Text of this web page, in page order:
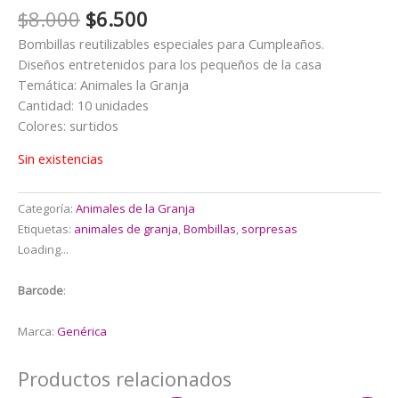
$8.000 El
precio
original
era:
$8.000.
$6.500
precio
actual
es:
$6.500.
Bombillas reutilizables especiales para Cumpleaños.
Diseños entretenidos para los pequeños de la casa
Temática: Animales la Granja
Cantidad: 10 unidades
Colores: surtidos
Sin existencias
Categoría: Animales de la Granja
Etiquetas: animales de granja,Bombillas, sorpresas
Loading...
Barcode:
Marca: Genérica
Productos relacionados